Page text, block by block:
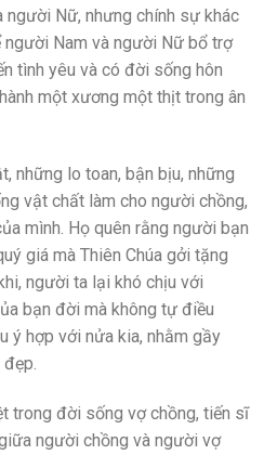
Nữ, nhưng chính sự khác
Nam và người Nữ bổ trợ
tình yêu và có đời sống hôn
một xương một thịt trong ân
những lo toan, bận bịu, những
vật chất làm cho người chồng,
mình. Họ quên rằng người bạn
giá mà Thiên Chúa gởi tặng
người ta lại khó chịu với
bạn đời mà không tự điều
ý hợp với nửa kia, nhằm gầy
trong đời sống vợ chồng, tiến sĩ
người chồng và người vợ